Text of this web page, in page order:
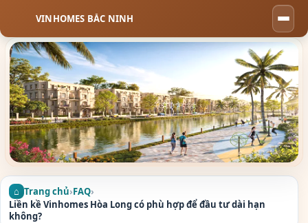
VINHOMES BẮC NINH
Trang chủ›FAQ›
Liền kề Vinhomes Hòa Long có phù hợp để đầu tư dài hạn
không?